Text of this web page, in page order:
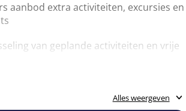
aanbod extra activiteiten, excursies en
van geplande activiteiten en vrije
Alles weergeven